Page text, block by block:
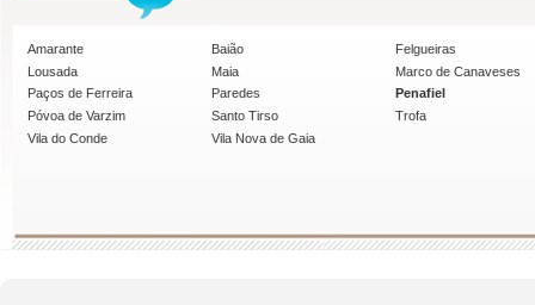
Amarante Baião
Felgueiras
Lousada
Maia
Marco de Canaveses
Paços de Ferreira
Paredes
Penafiel
Póvoa de Varzim
Santo Tirso
Trofa
Vila do Conde
Vila Nova de Gaia